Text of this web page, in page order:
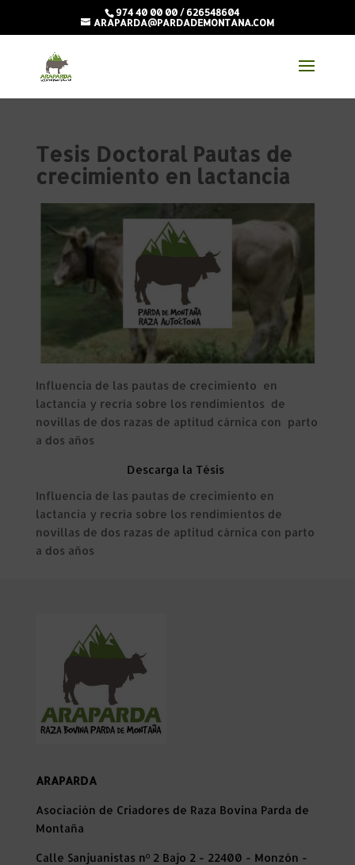
974 40 00 00 / 626548604
ARAPARDA@PARDADEMONTANA.COM
Tesis Doctoral Pautas de
crecimiento en lactancia
Influencia de las pautas de crecimiento en
lactancia y recría sobre los rendimientos de
novillas de dos razas de aptitud cárnica con parto
a dos años
Descarga la Tésis
Influencia de las pautas de crecimiento en
lactancia y recría sobre los rendimientos de
novillas de dos razas de aptitud cárnica con parto
a dos años
ARAPARDA
Asociación de Criadores de Raza Bovina Parda de
Montaña
Calle Sanjuanistas nº 2 Bajo 2 - 22400 - Monzón -